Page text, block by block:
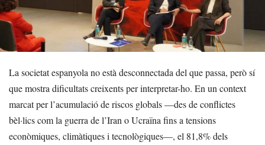
La societat espanyola no està desconnectada del que passa, però sí
que mostra dificultats creixents per interpretar-ho. En un context
marcat per l’acumulació de riscos globals —des de conflictes
bèl·lics com la guerra de l’Iran o Ucraïna fins a tensions
econòmiques, climàtiques i tecnològiques—, el 81,8% dels